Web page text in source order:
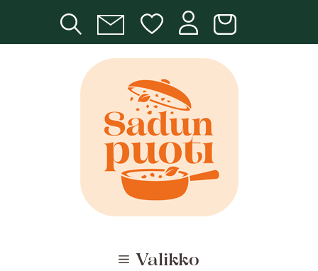
Valikko